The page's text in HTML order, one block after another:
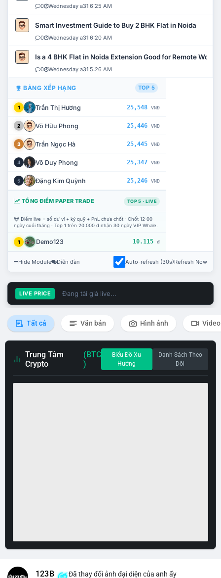
0 Wednesday a31 6:25 AM
Smart Investment Guide to Buy 2 BHK Flat in Noida
0 Wednesday a31 6:20 AM
Is a 4 BHK Flat in Noida Extension Good for Remote Work?
0 Wednesday a31 5:26 AM
BẢNG XẾP HẠNG TOP 5
1 Trần Thị Hương 25,548 VNĐ
2 Võ Hữu Phong 25,446 VNĐ
3 Trần Ngọc Hà 25,445 VNĐ
4 Võ Duy Phong 25,347 VNĐ
5 Đặng Kim Quỳnh 25,246 VNĐ
TỔNG ĐIỂM PAPER TRADE TOP 5 · LIVE
Điểm live = số dư ví + ký quỹ + PnL chưa chốt · Chốt 12:00
ngày cuối tháng · Top 1 trên 20.000 đ nhận 30 ngày VIP Whale.
1 Demo123 10.115 đ
Hide Module Diễn đàn Auto-refresh (30s)Refresh Now
LIVE PRICE Đang tải giá live...
Tất cả Văn bản Hình ảnh Video
Trung Tâm
Crypto
(BTC
)
Biểu Đồ Xu
Hướng
Danh Sách Theo
Dõi
123B Đã thay đổi ảnh đại diện của anh ấy